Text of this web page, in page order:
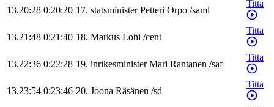
13.20:28 0:20:20 17. statsminister Petteri Orpo /saml
Titta
13.21:48 0:21:40 18. Markus Lohi /cent
Titta
13.22:36 0:22:28 19. inrikesminister Mari Rantanen /saf
Titta
13.23:54 0:23:46 20. Joona Räsänen /sd
Titta